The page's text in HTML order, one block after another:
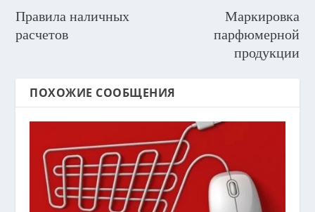
Правила наличных
расчетов
Маркировка
парфюмерной
продукции
ПОХОЖИЕ СООБЩЕНИЯ